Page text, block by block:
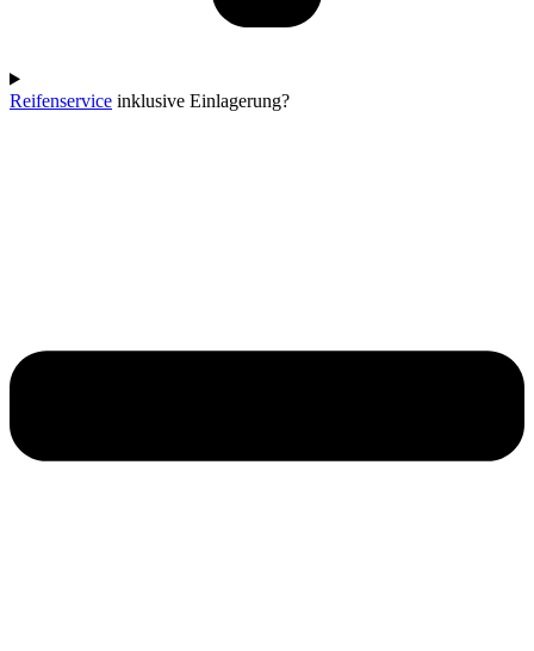
Reifenservice inklusive Einlagerung?